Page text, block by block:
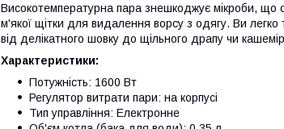
Високотемпературна пара знешкоджує мікроби, що
м'якої щітки для видалення ворсу з одягу. Ви
від делікатного шовку до щільного драпу чи
Характеристики:
Потужність: 1600 Вт
Регулятор витрати пари: на корпусі
Тип управління: Електронне